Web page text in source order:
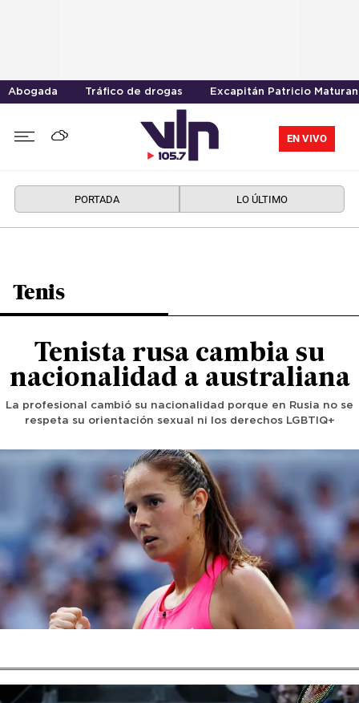
Abogada Tráfico de drogas Excapitán Patricio
EN VIVO
PORTADA LO ÚLTIMO
Tenis
Tenista rusa cambia su
nacionalidad a australiana
La profesional cambió su nacionalidad porque en Rusia no se
respeta su orientación sexual ni los derechos LGBTIQ+